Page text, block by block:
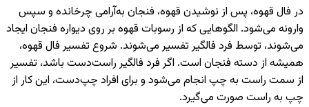
در فال قهوه، پس از نوشیدن قهوه، فنجان به‌آرامی چرخانده و سپس
وارونه می‌شود. الگوهایی که از رسوبات قهوه بر روی دیواره فنجان ایجاد
می‌شوند، توسط فرد فالگیر تفسیر می‌شوند. شروع تفسیر فال قهوه،
همیشه از دسته فنجان است. اگر فرد فالگیر راست‌دست باشد، تفسیر
از سمت راست به چپ انجام می‌شود و برای افراد چپ‌دست، این کار از
چپ به راست صورت می‌گیرد.